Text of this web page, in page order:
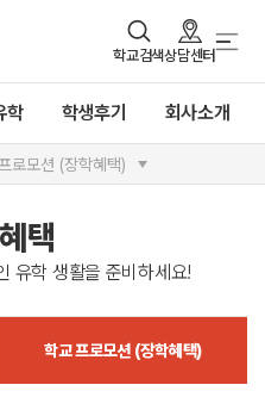
학교검색상담센터
학 학생후기 회사소개
로모션 (장학혜택)
택
유학 생활을 준비하세요!
학교 프로모션 (장학혜택)